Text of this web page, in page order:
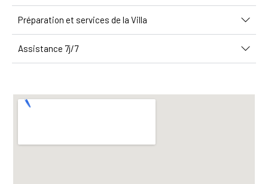
Préparation et services de la Villa
Assistance 7j/7